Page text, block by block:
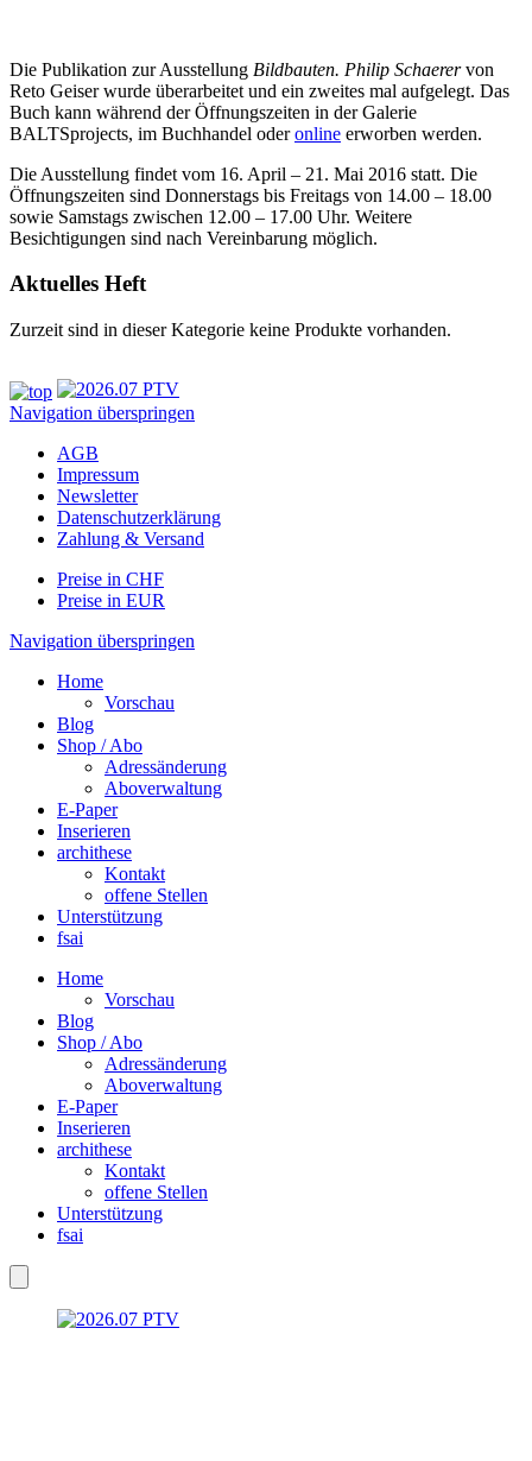
Die Publikation zur Ausstellung Bildbauten. Philip Schaerervon
Reto Geiser wurde überarbeitet und ein zweites mal aufgelegt. Das
Buch kann während der Öffnungszeiten in der Galerie
BALTSprojects, im Buchhandel oderonline erworben werden.
Die Ausstellung findet vom 16. April – 21. Mai 2016 statt. Die
Öffnungszeiten sind Donnerstags bis Freitags von 14.00 – 18.00
sowie Samstags zwischen 12.00 – 17.00 Uhr. Weitere
Besichtigungen sind nach Vereinbarung möglich.
Aktuelles Heft
Zurzeit sind in dieser Kategorie keine Produkte vorhanden.
Navigation überspringen
AGB
Impressum
Newsletter
Datenschutzerklärung
Zahlung & Versand
Preise in CHF
Preise in EUR
Navigation überspringen
Home
Vorschau
Blog
Shop / Abo
Adressänderung
Aboverwaltung
E-Paper
Inserieren
archithese
Kontakt
offene Stellen
Unterstützung
fsai
Home
Vorschau
Blog
Shop / Abo
Adressänderung
Aboverwaltung
E-Paper
Inserieren
archithese
Kontakt
offene Stellen
Unterstützung
fsai